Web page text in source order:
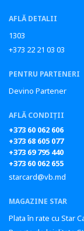
AFLĂ DETALII
1303
+373 22 21 03 03
PENTRU PARTENERI
Devino Partener
AFLĂ CONDIȚII
+373 60 062 606
+373 68 605 077
+373 69 795 440
+373 60 062 655
starcard@vb.md
MAGAZINE STAR
Plata în rate cu Star